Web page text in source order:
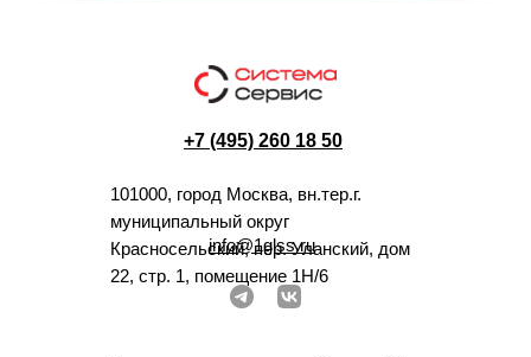
+7 (495) 260 18 50
101000, город Москва, вн.тер.г.
муниципальный округ
Красносельский, пер. Уланский, дом
22, стр. 1, помещение 1Н/6
info@1glss.ru